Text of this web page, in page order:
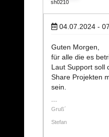
sh0210
04.07.2024 -
Guten Morgen,
für alle die es
Laut Support soll
Share Projekten
sein.
Gruß´
Stefan